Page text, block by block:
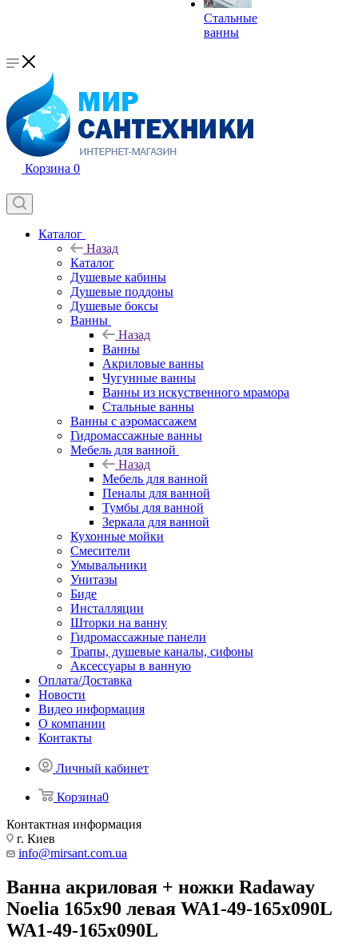
Стальные
ванны
Корзина 0
Каталог
Назад
Каталог
Душевые кабины
Душевые поддоны
Душевые боксы
Ванны
Назад
Ванны
Акриловые ванны
Чугунные ванны
Ванны из искуственного мрамора
Стальные ванны
Ванны с аэромассажем
Гидромассажные ванны
Мебель для ванной
Назад
Мебель для ванной
Пеналы для ванной
Тумбы для ванной
Зеркала для ванной
Кухонные мойки
Смесители
Умывальники
Унитазы
Биде
Инсталляции
Шторки на ванну
Гидромассажные панели
Трапы, душевые каналы, сифоны
Аксессуары в ванную
Оплата/Доставка
Новости
Видео информация
О компании
Контакты
Личный кабинет
Корзина0
Контактная информация
г. Киев
info@mirsant.com.ua
Ванна акриловая + ножки Radaway
Noelia 165x90 левая WA1-49-165x090L
WA1-49-165x090L